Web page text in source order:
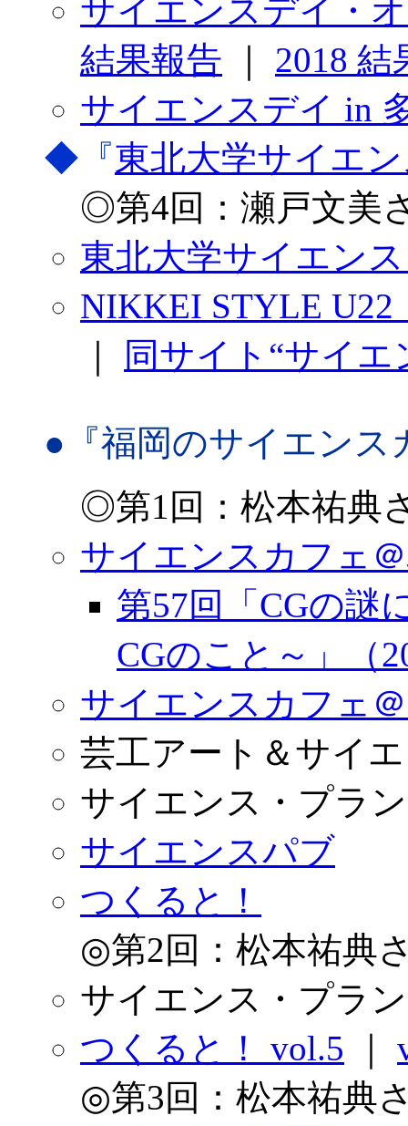
サイエンスデイ・
結果報告
2018 結
サイエンスデイ in
◆『東北大学サイエ
◎第4回：瀬戸文美
東北大学サイエン
NIKKEI STYLE
同サイト“サイ
●『福岡のサイエンス
◎第1回：松本祐典
サイエンスカフェ
第57回「CGの謎
CGのこと～」（
サイエンスカフェ
芸工アート＆サイ
サイエンス・プラ
サイエンスパブ
つくると！
◎第2回：松本祐典
サイエンス・プラ
つくると！ vol.5
◎第3回：松本祐典